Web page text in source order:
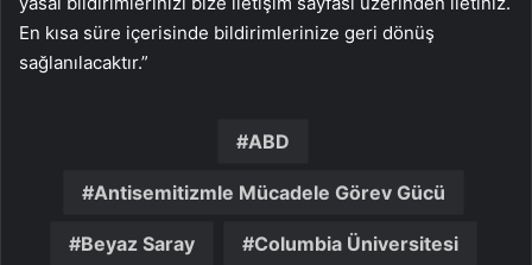
En kısa süre içerisinde bildirimlerinize geri dönüş
sağlanılacaktır.”
ABD
Antisemitizmle Mücadele Görev Gücü
Beyaz Saray Columbia Üniversitesi